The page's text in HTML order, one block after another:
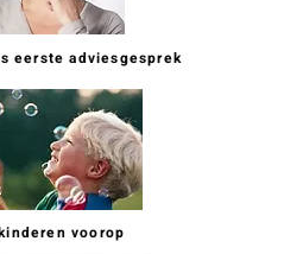
eerste adviesgesprek
voorop